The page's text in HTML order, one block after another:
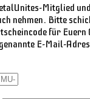
Mitglied
nehmen. Bitte
für Euern
E-Mail-